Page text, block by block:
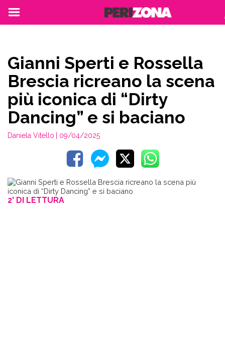
Gianni Sperti e Rossella
Brescia ricreano la scena
più iconica di “Dirty
Dancing” e si baciano
Daniela Vitello | 09/04/2025
2' DI LETTURA